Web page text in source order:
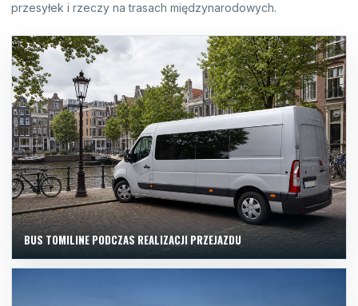
przesyłek i rzeczy na trasach międzynarodowych.
BUS TOMILINE PODCZAS REALIZACJI PRZEJAZDU